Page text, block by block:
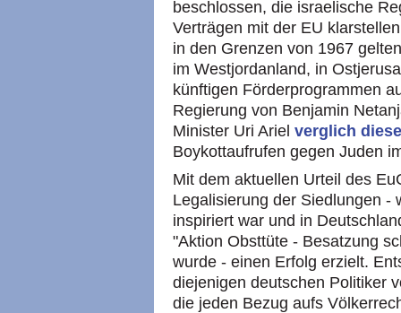
beschlossen, die israelische
Verträgen mit der EU
in den Grenzen von 1967
im Westjordanland, in
künftigen Förderprogrammen
Regierung von Benjamin
Minister Uri Ariel verglich
Boykottaufrufen gegen Juden
Mit dem aktuellen Urteil des
Legalisierung der Siedlungen -
inspiriert war und in
"Aktion Obsttüte - Besatzung
wurde - einen Erfolg erzielt.
diejenigen deutschen Politiker
die jeden Bezug aufs